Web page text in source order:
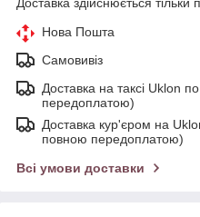
Нова Пошта
Самовивіз
Доставка на таксі Uklon
передоплатою)
Доставка кур'єром на
повною передоплатою)
Всі умови доставки